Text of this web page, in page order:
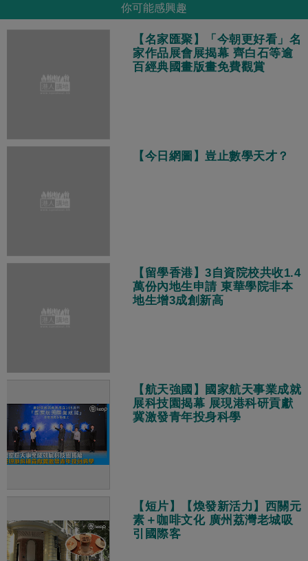
你可能感興趣
【名家匯聚】「今朝更好看」名
家作品展會展揭幕 齊白石等逾
百經典國畫版畫免費觀賞
【今日網圖】豈止數學天才？
【留學香港】3自資院校共收1.4
萬份內地生申請 東華學院非本
地生增3成創新高
【航天強國】國家航天事業成就
展科技園揭幕 展現港科研貢獻
冀激發青年投身科學
【短片】【煥發新活力】西關元
素＋咖啡文化 廣州荔灣老城吸
引國際客